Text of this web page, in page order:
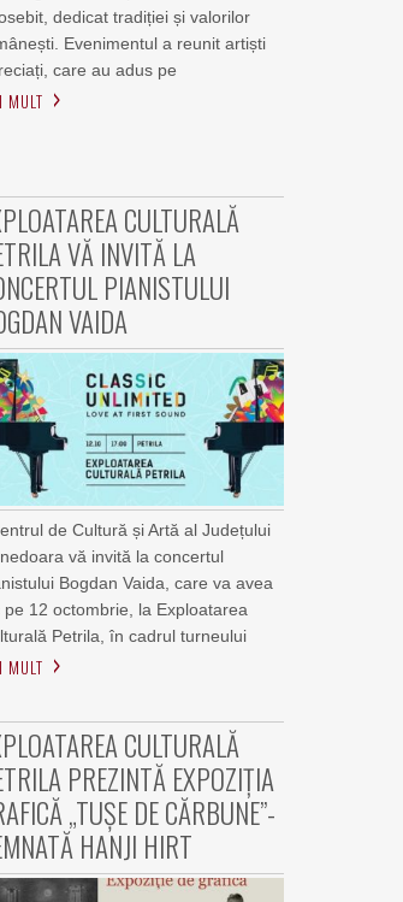
dedicat tradiției și valorilor
Evenimentul a reunit artiști
care au adus pe
MULT
CULTURALĂ
VĂ INVITĂ LA
PIANISTULUI
VAIDA
de Cultură și Artă al Județului
vă invită la concertul
Bogdan Vaida, care va avea
pe 12 octombrie, la Exploatarea
Petrila, în cadrul turneului
MULT
CULTURALĂ
PREZINTĂ EXPOZIȚIA
„TUȘE DE CĂRBUNE”-
HANJI HIRT